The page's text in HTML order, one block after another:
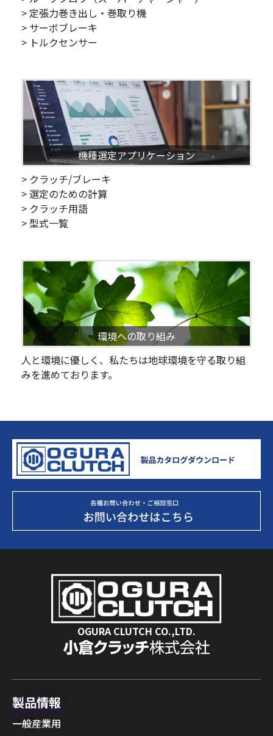
> 定張力巻き出し・巻取り機
> サーボブレーキ
> トルクセンサー
機種選定アプリケーション
> クラッチ/ブレーキ
> 選定のための計算
> クラッチ用語
> 型式一覧
環境への取り組み
人と環境に優しく、私たちは地球環境を守る取り組
みを進めております。
OGURA CLUTCH CO.,LTD.
製品情報
一般産業用